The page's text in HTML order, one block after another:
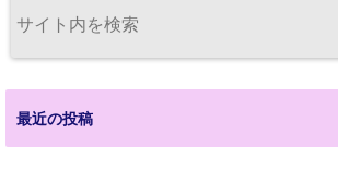
最近の投稿